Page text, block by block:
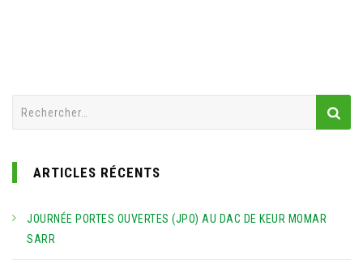
ARTICLES RÉCENTS
JOURNÉE PORTES OUVERTES (JPO) AU DAC DE KEUR MOMAR
SARR